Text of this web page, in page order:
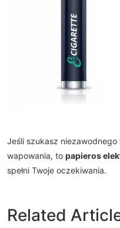
Jeśli szukasz
wapowania, to papieros
spełni Twoje oczekiwania.
Related